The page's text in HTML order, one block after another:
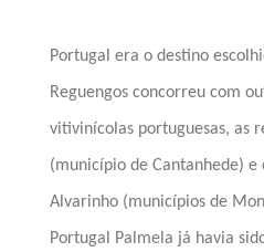
Portugal era o destino
Reguengos concorreu com
vitivinícolas portuguesas, as
(município de Cantanhede) e
Alvarinho (municípios de
Portugal Palmela já havia